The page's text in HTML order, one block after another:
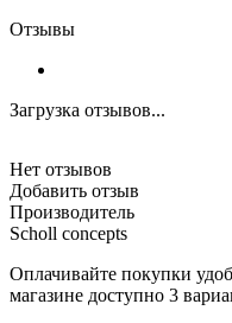
Отзывы
Загрузка отзывов...
Нет отзывов
Добавить отзыв
Производитель
Scholl concepts
Оплачивайте покупки
магазине доступно 3